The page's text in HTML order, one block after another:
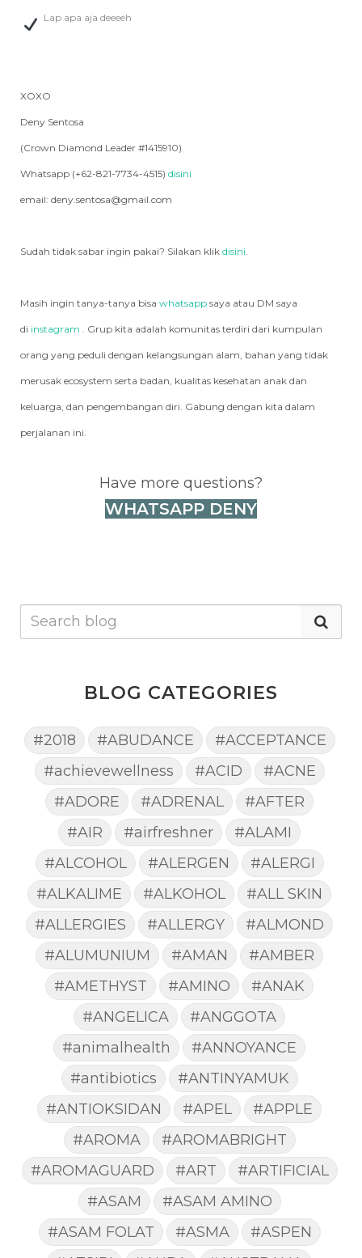
Lap apa aja deeeeh
XOXO
Deny Sentosa
(Crown Diamond Leader #1415910)
Whatsapp (+62-821-7734-4515) disini
email: deny.sentosa@gmail.com
Sudah tidak sabar ingin pakai? Silakan klik disini
Masih ingin tanya-tanya bisa whatsapp saya atau DM saya
di instagram . Grup kita adalah komunitas terdiri dari kumpulan
orang yang peduli dengan kelangsungan alam, bahan yang tidak
merusak ecosystem serta badan, kualitas kesehatan anak dan
keluarga, dan pengembangan diri. Gabung dengan kita dalam
perjalanan ini.
Have more questions?
WHATSAPP DENY
BLOG CATEGORIES
#2018 #ABUDANCE
#ACCEPTANCE
#achievewellness
#ACID
#ACNE
#ADORE
#ADRENAL
#AFTER
#AIR
#airfreshner
#ALAMI
#ALCOHOL
#ALERGEN
#ALERGI
#ALKALIME
#ALKOHOL
#ALL SKIN
#ALLERGIES
#ALLERGY
#ALMOND
#ALUMUNIUM
#AMAN
#AMBER
#AMETHYST
#AMINO
#ANAK
#ANGELICA
#ANGGOTA
#animalhealth
#ANNOYANCE
#antibiotics
#ANTINYAMUK
#ANTIOKSIDAN
#APEL
#APPLE
#AROMA
#AROMABRIGHT
#AROMAGUARD
#ART
#ARTIFICIAL
#ASAM
#ASAM AMINO
#ASAM FOLAT
#ASMA
#ASPEN